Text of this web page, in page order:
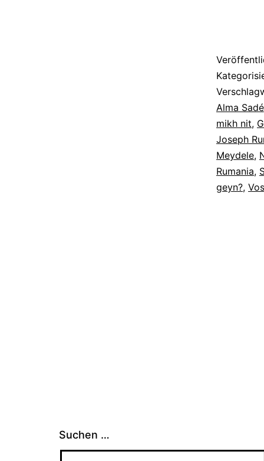
Alma Sadé
mikh nit,
Joseph
Meydele,
Rumania,
geyn?,
Suchen …